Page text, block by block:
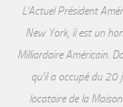
L'Actuel Président
New York, il est un
Milliardaire Américain.
qu'il a occupé du 20
locataire de la